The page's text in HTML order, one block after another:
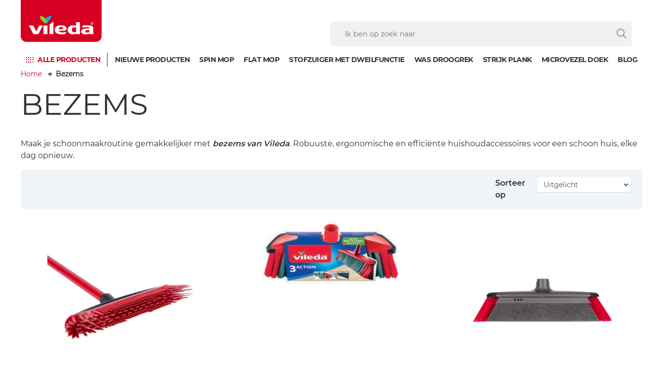
ALLE PRODUCTEN NIEUWE PRODUCTEN SPIN MOP FLAT MOP STOFZUIGER MET DWEILFUNCTIE WAS DROOGREK STRIJK PLANK MICROVEZEL DOEK
BLOG
Home
Bezems
BEZEMS
Maak je schoonmaakroutine gemakkelijker met bezems van Vileda. Robuuste, ergonomische en efficiënte huishoudaccessoires voor een schoon huis, elke
dag opnieuw.
Sorteer
op